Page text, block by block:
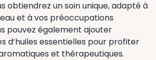
obtiendrez un soin unique, adapté à
et à vos préoccupations
pouvez également ajouter
d’huiles essentielles pour profiter
et thérapeutiques.